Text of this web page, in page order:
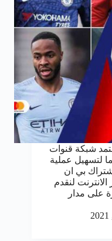
شبكة قنوات
لتسهيل عملية
بي ان
لنقدم
على مدار